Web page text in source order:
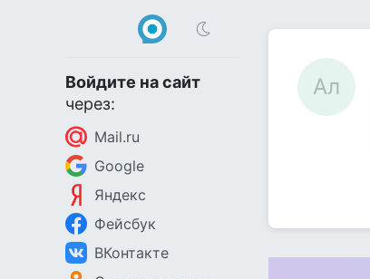
Войдите на сайт
через:
Mail.ru
Google
Яндекс
Фейсбук
ВКонтакте
Ал